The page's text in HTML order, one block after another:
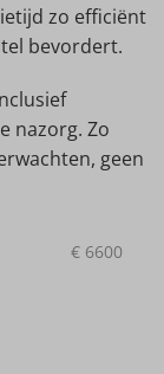
zo efficiënt
bevordert.
nazorg. Zo
geen
€ 6600